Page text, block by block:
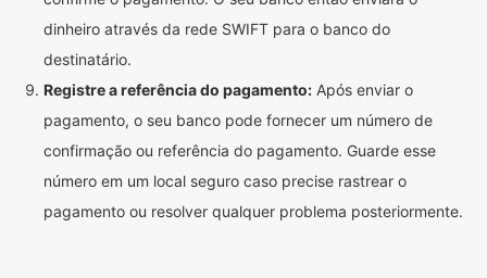
dinheiro através da rede SWIFT para o banco do
destinatário.
Registre a referência do pagamento: Após enviar o
pagamento, o seu banco pode fornecer um número de
confirmação ou referência do pagamento. Guarde esse
número em um local seguro caso precise rastrear o
pagamento ou resolver qualquer problema posteriormente.